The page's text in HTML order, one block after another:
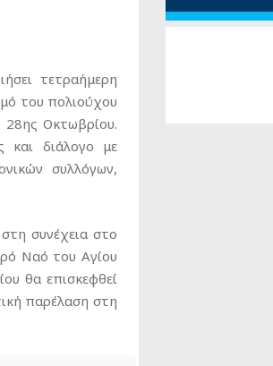
τετραήμερη
του πολιούχου
28ης Οκτωβρίου.
και διάλογο με
συλλόγων,
συνέχεια στο
Ναό του Αγίου
θα επισκεφθεί
παρέλαση στη